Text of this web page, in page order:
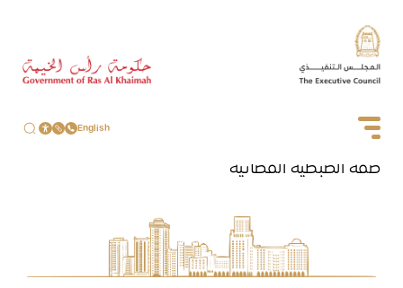
English
صفة الضبطية القضائية